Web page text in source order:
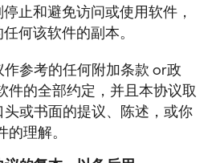
止和避免访问或使用软件，
何该软件的副本。
参考的任何附加条款 or政
件的全部约定，并且本协议取
或书面的提议、陈述，或你
理解。